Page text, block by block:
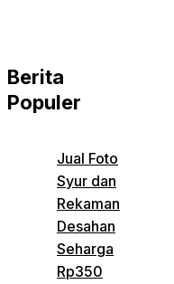
Berita
Populer
Jual Foto
Syur dan
Rekaman
Desahan
Seharga
Rp350